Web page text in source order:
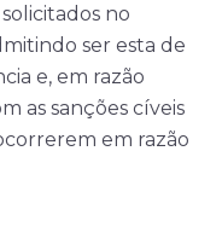
no
ser esta de
e, em razão
as sanções cíveis
em razão